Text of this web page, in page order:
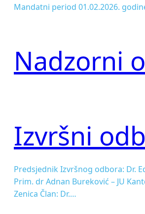
Mandatni period 01.02.2026.
Nadzorni
Izvršni
Predsjednik Izvršnog odbora: Dr.
Prim. dr Adnan Bureković – JU
Zenica Član: Dr.…